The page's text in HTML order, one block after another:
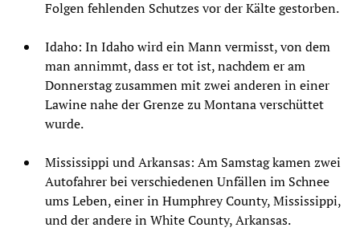
Folgen fehlenden Schutzes vor der Kälte gestorben.
Idaho: In Idaho wird ein Mann vermisst, von dem
man annimmt, dass er tot ist, nachdem er am
Donnerstag zusammen mit zwei anderen in einer
Lawine nahe der Grenze zu Montana verschüttet
wurde.
Mississippi und Arkansas: Am Samstag kamen zwei
Autofahrer bei verschiedenen Unfällen im Schnee
ums Leben, einer in Humphrey County, Mississippi,
und der andere in White County, Arkansas.